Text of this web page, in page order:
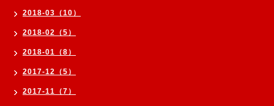
2018-03（10）
2018-02（5）
2018-01（8）
2017-12（5）
2017-11（7）